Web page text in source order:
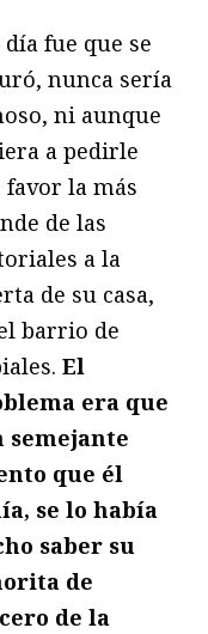
día fue que se
nunca sería
ni aunque
a pedirle
la más
de las
a la
de su casa,
barrio de
El
era que
semejante
que él
se lo había
saber su
de
de la